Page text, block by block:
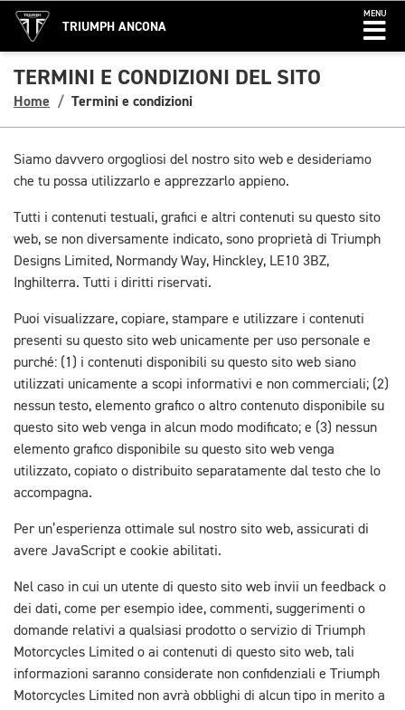
TRIUMPH ANCONA
MENU
TERMINI E CONDIZIONI DEL SITO
Home Termini e condizioni
Siamo davvero orgogliosi del nostro sito web e desideriamo
che tu possa utilizzarlo e apprezzarlo appieno.
Tutti i contenuti testuali, grafici e altri contenuti su questo sito
web, se non diversamente indicato, sono proprietà di Triumph
Designs Limited, Normandy Way, Hinckley, LE10 3BZ,
Inghilterra. Tutti i diritti riservati.
Puoi visualizzare, copiare, stampare e utilizzare i contenuti
presenti su questo sito web unicamente per uso personale e
purché: (1) i contenuti disponibili su questo sito web siano
utilizzati unicamente a scopi informativi e non commerciali; (2)
nessun testo, elemento grafico o altro contenuto disponibile su
questo sito web venga in alcun modo modificato; e (3) nessun
elemento grafico disponibile su questo sito web venga
utilizzato, copiato o distribuito separatamente dal testo che lo
accompagna.
Per un’esperienza ottimale sul nostro sito web, assicurati di
avere JavaScript e cookie abilitati.
Nel caso in cui un utente di questo sito web invii un feedback o
dei dati, come per esempio idee, commenti, suggerimenti o
domande relativi a qualsiasi prodotto o servizio di Triumph
Motorcycles Limited o ai contenuti di questo sito web, tali
informazioni saranno considerate non confidenziali e Triumph
Motorcycles Limited non avrà obblighi di alcun tipo in merito a